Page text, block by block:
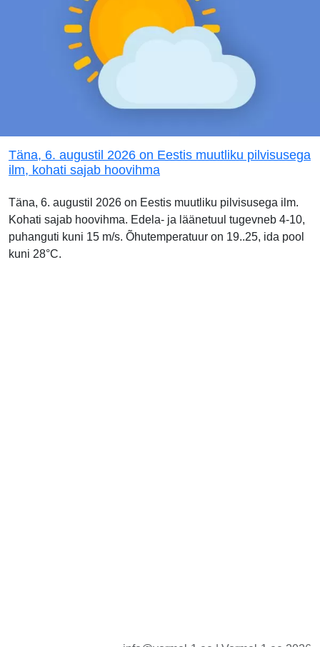
Täna, 6. augustil 2026 on Eestis muutliku pilvisusega
ilm, kohati sajab hoovihma
Täna, 6. augustil 2026 on Eestis muutliku pilvisusega ilm.
Kohati sajab hoovihma. Edela- ja läänetuul tugevneb 4-10,
puhanguti kuni 15 m/s. Õhutemperatuur on 19..25, ida pool
kuni 28°C.